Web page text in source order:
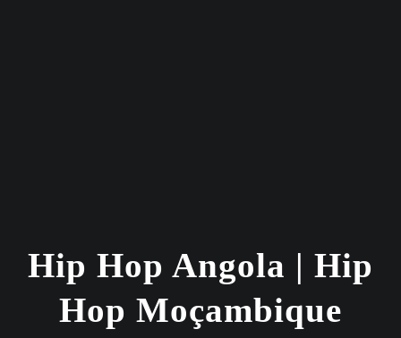
Hip Hop Angola | Hip
Hop Moçambique